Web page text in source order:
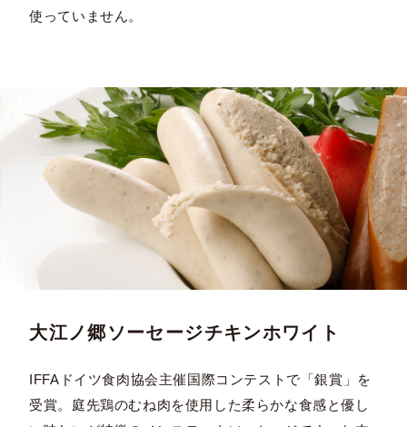
使っていません。
大江ノ郷ソーセージチキンホワイト
IFFAドイツ食肉協会主催国際コンテストで「銀賞」を
受賞。庭先鶏のむね肉を使用した柔らかな食感と優し